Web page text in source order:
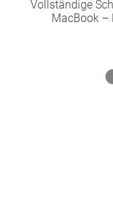
Vollständige
MacBook –